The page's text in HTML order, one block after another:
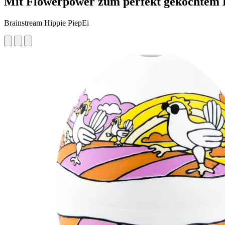
Brainstream Hippie PiepEi